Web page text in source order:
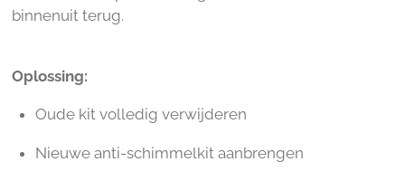
binnenuit terug.
Oplossing:
Oude kit volledig verwijderen
Nieuwe anti-schimmelkit aanbrengen